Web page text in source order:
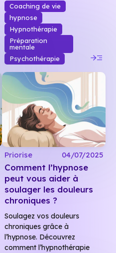
Coaching de vie
hypnose
Hypnothérapie
Préparation
mentale
Psychothérapie
read_more
Priorise 04/07/2025
Comment l’hypnose
peut vous aider à
soulager les douleurs
chroniques ?
Soulagez vos douleurs
chroniques grâce à
l’hypnose. Découvrez
comment l’hypnothérapie